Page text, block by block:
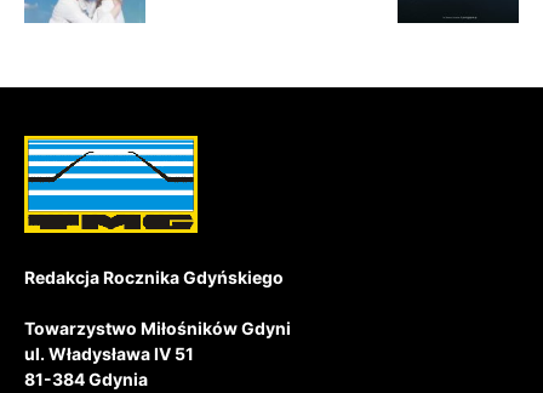
Redakcja Rocznika Gdyńskiego
Towarzystwo Miłośników Gdyni
ul. Władysława IV 51
81-384 Gdynia